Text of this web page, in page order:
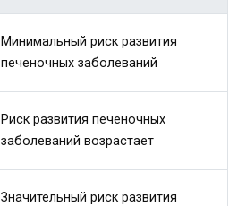
Минимальный риск развития
печеночных заболеваний
Риск развития печеночных
заболеваний возрастает
Значительный риск развития